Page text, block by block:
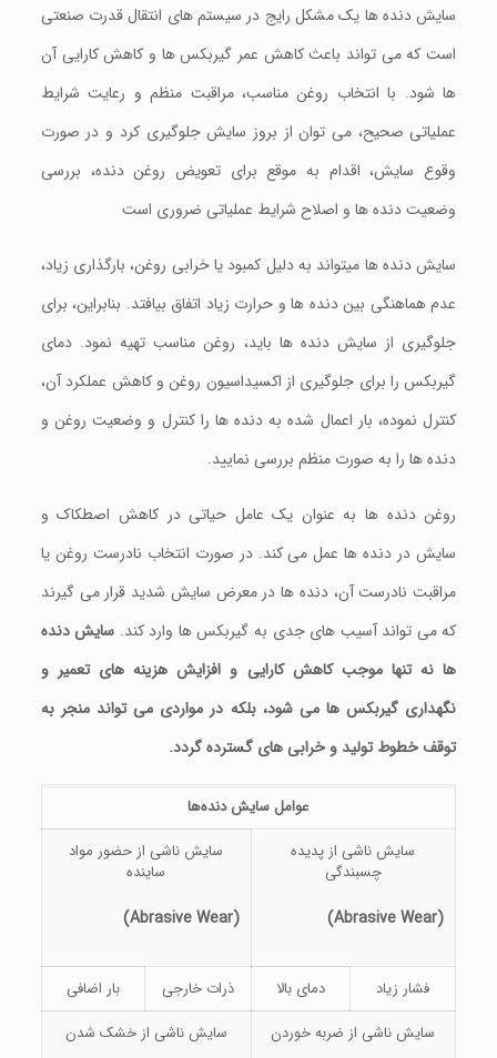
سایش دنده‌ ها یک مشکل رایج در سیستم‌ های انتقال قدرت صنعتی
است که می‌ تواند باعث کاهش عمر گیربکس ها و کاهش کارایی آن‌
ها شود. با انتخاب روغن مناسب، مراقبت منظم و رعایت شرایط
عملیاتی صحیح، می‌ توان از بروز سایش جلوگیری کرد و در صورت
وقوع سایش، اقدام به‌ موقع برای تعویض روغن دنده، بررسی
وضعیت دنده‌ ها و اصلاح شرایط عملیاتی ضروری است
سایش دنده‌ ها میتواند به دلیل کمبود یا خرابی روغن، بارگذاری زیاد،
عدم هماهنگی بین دنده‌ ها و حرارت زیاد اتفاق بیافتد. بنابراین، برای
جلوگیری از سایش دنده‌ ها باید، روغن مناسب تهیه نمود. دمای
گیربکس را برای جلوگیری از اکسیداسیون روغن و کاهش عملکرد آن،
کنترل نموده، بار اعمال شده به دنده‌ ها را کنترل و وضعیت روغن و
دنده‌ ها را به صورت منظم بررسی نمایید.
روغن دنده‌ ها به‌ عنوان یک عامل حیاتی در کاهش اصطکاک و
سایش در دنده‌ ها عمل می‌ کند. در صورت انتخاب نادرست روغن یا
مراقبت نادرست آن، دنده‌ ها در معرض سایش شدید قرار می‌ گیرند
که می‌ تواند آسیب‌ های جدی به گیربکس ها وارد کند. سایش دنده‌
ها نه‌ تنها موجب کاهش کارایی و افزایش هزینه‌ های تعمیر و
نگهداری گیربکس ها می‌ شود، بلکه در مواردی می‌ تواند منجر به
توقف خطوط تولید و خرابی‌ های گسترده گردد.
عوامل سایش دنده‌ها
سایش ناشی از پدیده
چسبندگی
(Abrasive Wear)
سایش ناشی از حضور مواد
ساینده
(Abrasive Wear)
فشار زیاد دمای بالا ذرات خارجی
بار اضافی
سایش ناشی از ضربه خوردن
سایش ناشی از خشک شدن